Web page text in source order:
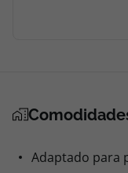
Adaptado para